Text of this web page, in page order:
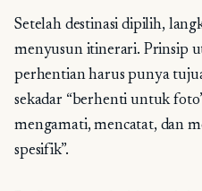
Setelah destinasi dipilih,
menyusun itinerari. Prinsip
perhentian harus punya
sekadar “berhenti untuk
mengamati, mencatat, dan
spesifik”.